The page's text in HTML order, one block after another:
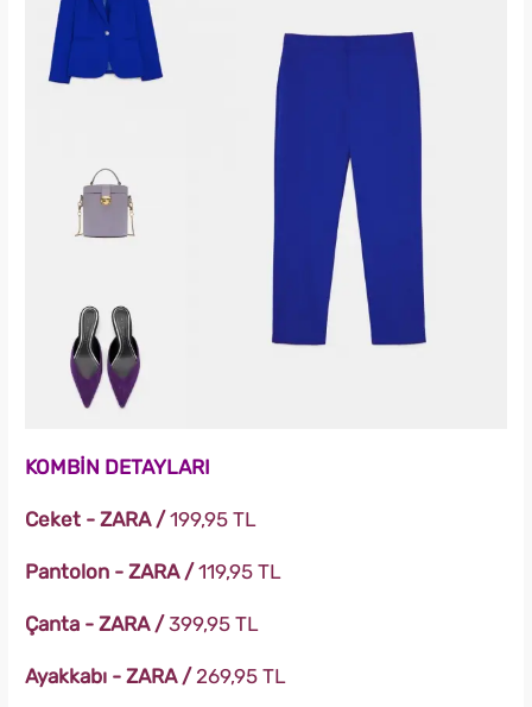
KOMBİN DETAYLARI
Ceket - ZARA /199,95 TL
Pantolon - ZARA /119,95 TL
Çanta - ZARA /399,95 TL
Ayakkabı - ZARA /269,95 TL